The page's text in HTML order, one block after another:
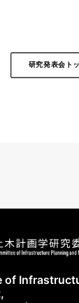
研究発表会ト